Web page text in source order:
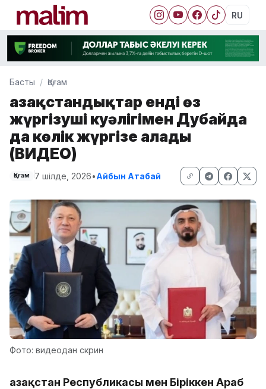
RU
Басты Қоғам
Қазақстандықтар енді өз
жүргізуші куәлігімен Дубайда
да көлік жүргізе алады
(ВИДЕО)
Қоғам 7 шілде, 2026•Айбын Атабай
Фото: видеодан скрин
Қазақстан Республикасы мен Біріккен Араб